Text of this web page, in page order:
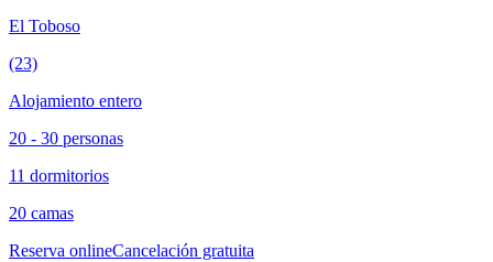
El Toboso
(23)
Alojamiento entero
20 - 30 personas
11 dormitorios
20 camas
Reserva onlineCancelación gratuita